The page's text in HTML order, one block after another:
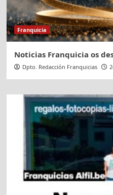
Franquicia
Noticias Franquicia os
Dpto. Redacción Franquicias